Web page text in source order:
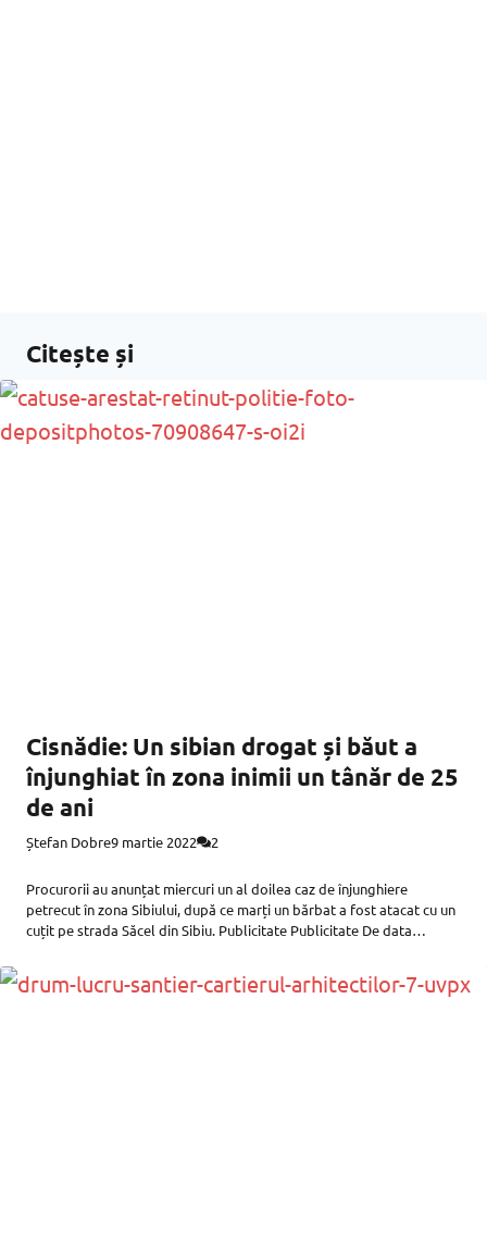
Citește și
Cisnădie: Un sibian drogat și băut a
înjunghiat în zona inimii un tânăr de 25
de ani
Ștefan Dobre9 martie 2022 2
Procurorii au anunțat miercuri un al doilea caz de înjunghiere
petrecut în zona Sibiului, după ce marți un bărbat a fost atacat cu un
cuțit pe strada Săcel din Sibiu. Publicitate Publicitate De data